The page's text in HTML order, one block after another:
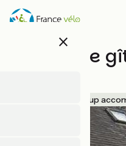
Overslaan
en
close
Village de
Group